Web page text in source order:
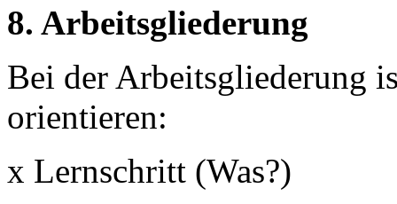
8. Arbeitsgliederung
Bei der Arbeitsgliederung
orientieren:
x Lernschritt (Was?)